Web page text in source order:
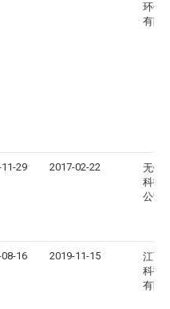
环保
有限
29 2017-02-22
无锡
科技
公司
16 2019-11-15
江西
科技
有限